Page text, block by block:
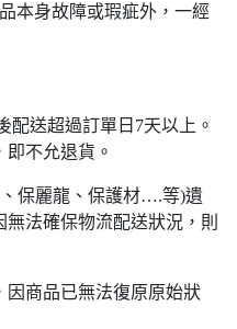
本身故障或瑕疵外，一經
配送超過訂單日7天以上。
不允退貨。
保麗龍、保護材….等)遺
法確保物流配送狀況，則
因商品已無法復原原始狀